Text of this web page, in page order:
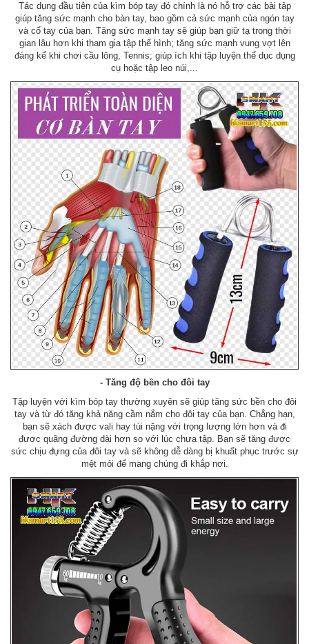
Tác dụng đầu tiên của kìm bóp tay đó chính là nó hỗ trợ các bài tập
giúp tăng sức mạnh cho bàn tay, bao gồm cả sức mạnh của ngón tay
và cổ tay của bạn. Tăng sức mạnh tay sẽ giúp bạn giữ tạ trong thời
gian lâu hơn khi tham gia tập thể hình; tăng sức mạnh vung vợt lên
đáng kể khi chơi cầu lông, Tennis; giúp ích khi tập luyện thể dục dụng
cụ hoặc tập leo núi,...
- Tăng độ bền cho đôi tay
Tập luyện với kìm bóp tay thường xuyên sẽ giúp tăng sức bền cho đôi
tay và từ đó tăng khả năng cầm nắm cho đôi tay của bạn. Chẳng hạn,
bạn sẽ xách được vali hay túi nặng với trọng lượng lớn hơn và đi
được quãng đường dài hơn so với lúc chưa tập. Bạn sẽ tăng được
sức chịu đựng của đôi tay và sẽ không dễ dàng bị khuất phục trước sự
mệt mỏi để mang chúng đi khắp nơi.